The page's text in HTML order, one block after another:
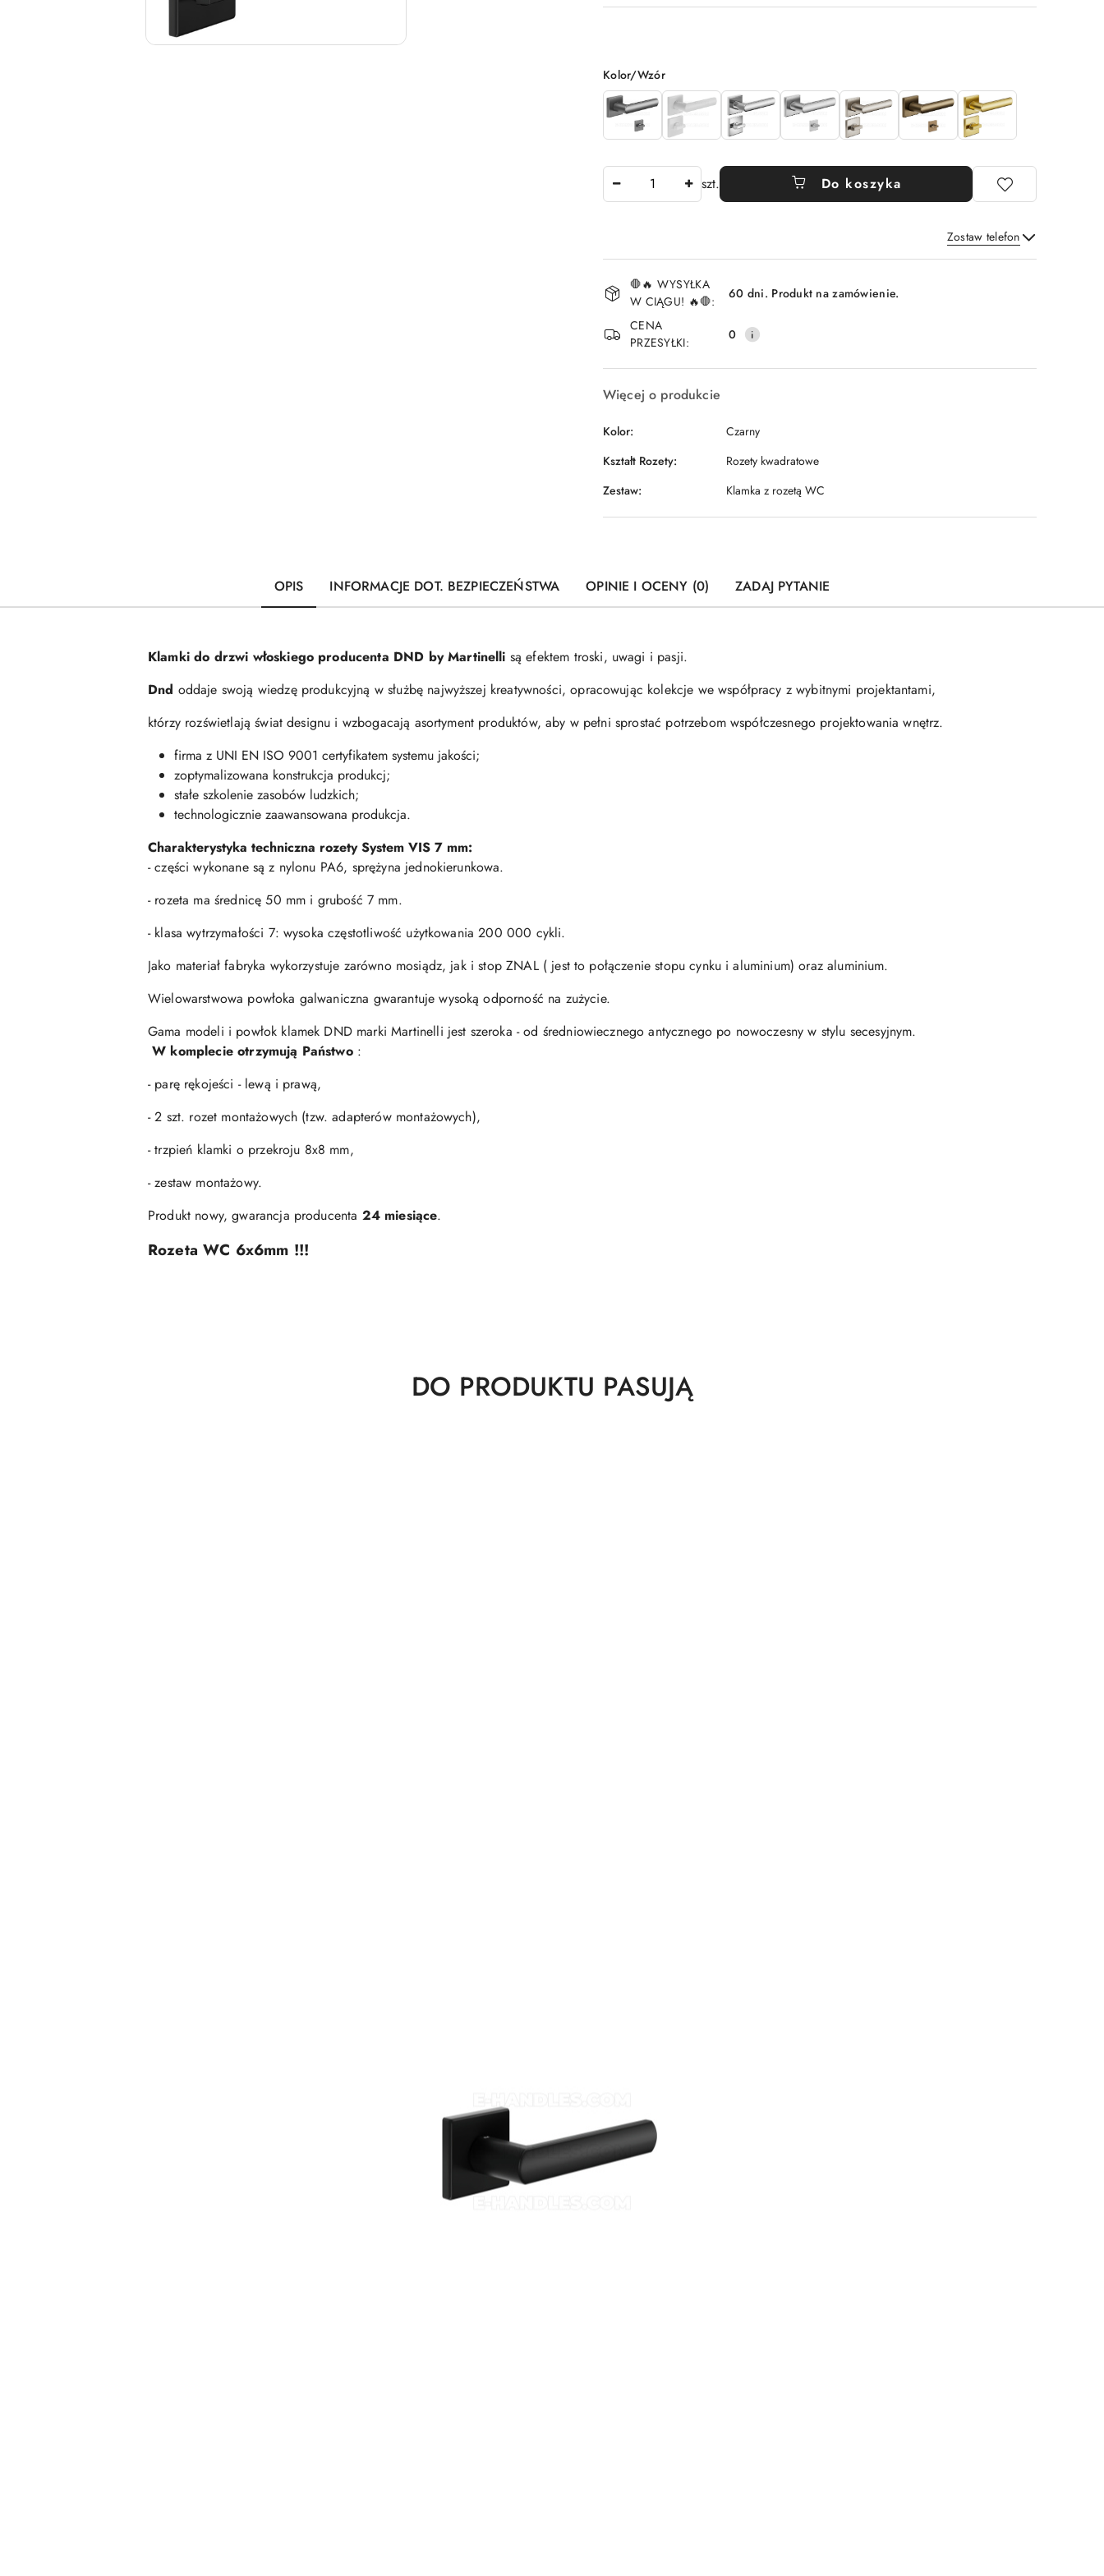
Wariant
Kolor/Wzór
szt. Do koszyka
Zostaw telefon
Wyślij
Dostępność
i
dostawa
🛑🔥 WYSYŁKA
W CIĄGU! 🔥🛑:
60 dni. Produkt na zamówienie.
CENA
PRZESYŁKI:
0
Więcej o produkcie
Kolor:
Czarny
Kształt Rozety:
Rozety kwadratowe
Zestaw:
Klamka z rozetą WC
OPIS INFORMACJE DOT. BEZPIECZEŃSTWA OPINIE I OCENY (0) ZADAJ PYTANIE
Klamki do drzwi włoskiego producenta DND by Martinelli są efektem troski, uwagi i pasji.
Dnd oddaje swoją wiedzę produkcyjną w służbę najwyższej kreatywności, opracowując kolekcje we współpracy z wybitnymi projektantami,
którzy rozświetlają świat designu i wzbogacają asortyment produktów, aby w pełni sprostać potrzebom współczesnego projektowania wnętrz.
firma z UNI EN ISO 9001 certyfikatem systemu jakości;
zoptymalizowana konstrukcja produkcj;
stałe szkolenie zasobów ludzkich;
technologicznie zaawansowana produkcja.
Charakterystyka techniczna rozety System VIS 7 mm:
- części wykonane są z nylonu PA6, sprężyna jednokierunkowa.
- rozeta ma średnicę 50 mm i grubość 7 mm.
- klasa wytrzymałości 7: wysoka częstotliwość użytkowania 200 000 cykli.
Jako materiał fabryka wykorzystuje zarówno mosiądz, jak i stop ZNAL ( jest to połączenie stopu cynku i aluminium) oraz aluminium.
Wielowarstwowa powłoka galwaniczna gwarantuje wysoką odporność na zużycie.
Gama modeli i powłok klamek DND marki Martinelli jest szeroka - od średniowiecznego antycznego po nowoczesny w stylu secesyjnym.
W komplecie otrzymują Państwo:
- parę rękojeści - lewą i prawą,
- 2 szt. rozet montażowych (tzw. adapterów montażowych),
- trzpień klamki o przekroju 8x8 mm,
- zestaw montażowy.
Produkt nowy, gwarancja producenta 24 miesiące.
Rozeta WC 6x6mm !!!
Produkty
DO PRODUKTU PASUJĄ